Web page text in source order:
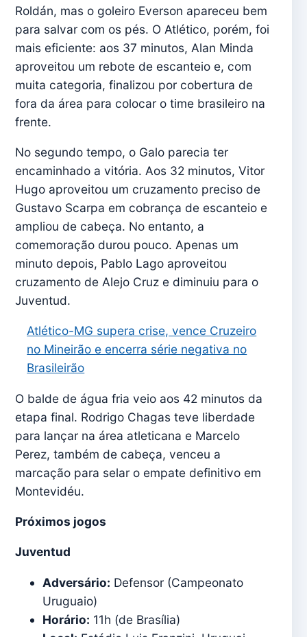
Roldán, mas o goleiro Everson apareceu bem
para salvar com os pés. O Atlético, porém, foi
mais eficiente: aos 37 minutos, Alan Minda
aproveitou um rebote de escanteio e, com
muita categoria, finalizou por cobertura de
fora da área para colocar o time brasileiro na
frente.
No segundo tempo, o Galo parecia ter
encaminhado a vitória. Aos 32 minutos, Vitor
Hugo aproveitou um cruzamento preciso de
Gustavo Scarpa em cobrança de escanteio e
ampliou de cabeça. No entanto, a
comemoração durou pouco. Apenas um
minuto depois, Pablo Lago aproveitou
cruzamento de Alejo Cruz e diminuiu para o
Juventud.
Atlético-MG supera crise, vence Cruzeiro
no Mineirão e encerra série negativa no
Brasileirão
O balde de água fria veio aos 42 minutos da
etapa final. Rodrigo Chagas teve liberdade
para lançar na área atleticana e Marcelo
Perez, também de cabeça, venceu a
marcação para selar o empate definitivo em
Montevidéu.
Próximos jogos
Juventud
Adversário: Defensor (Campeonato
Uruguaio)
Horário: 11h (de Brasília)